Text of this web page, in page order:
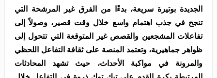
الجديدة بوتيرة سريعة، بدءًا من الفرق غير المرشحة التي
تنجح في جذب اهتمام واسع خلال وقت قصير، وصولاً إلى
تفاعلات المشجعين والقصص غير المتوقعة التي تتحول إلى
ظواهر جماهيرية، وتعتمد المنصة على ثقافة التفاعل اللحظي
والمرونة في مواكبة الأحداث، حيث تشهد المحادثات